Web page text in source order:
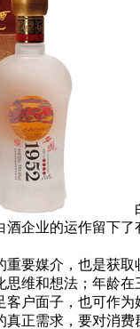
白
企业的运作留下
媒介，也是获取
思维和想法；年龄
户面子，也可作为
需求，要对消费